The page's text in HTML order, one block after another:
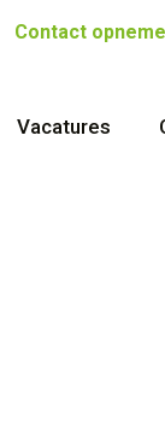
Contact
Vacatures